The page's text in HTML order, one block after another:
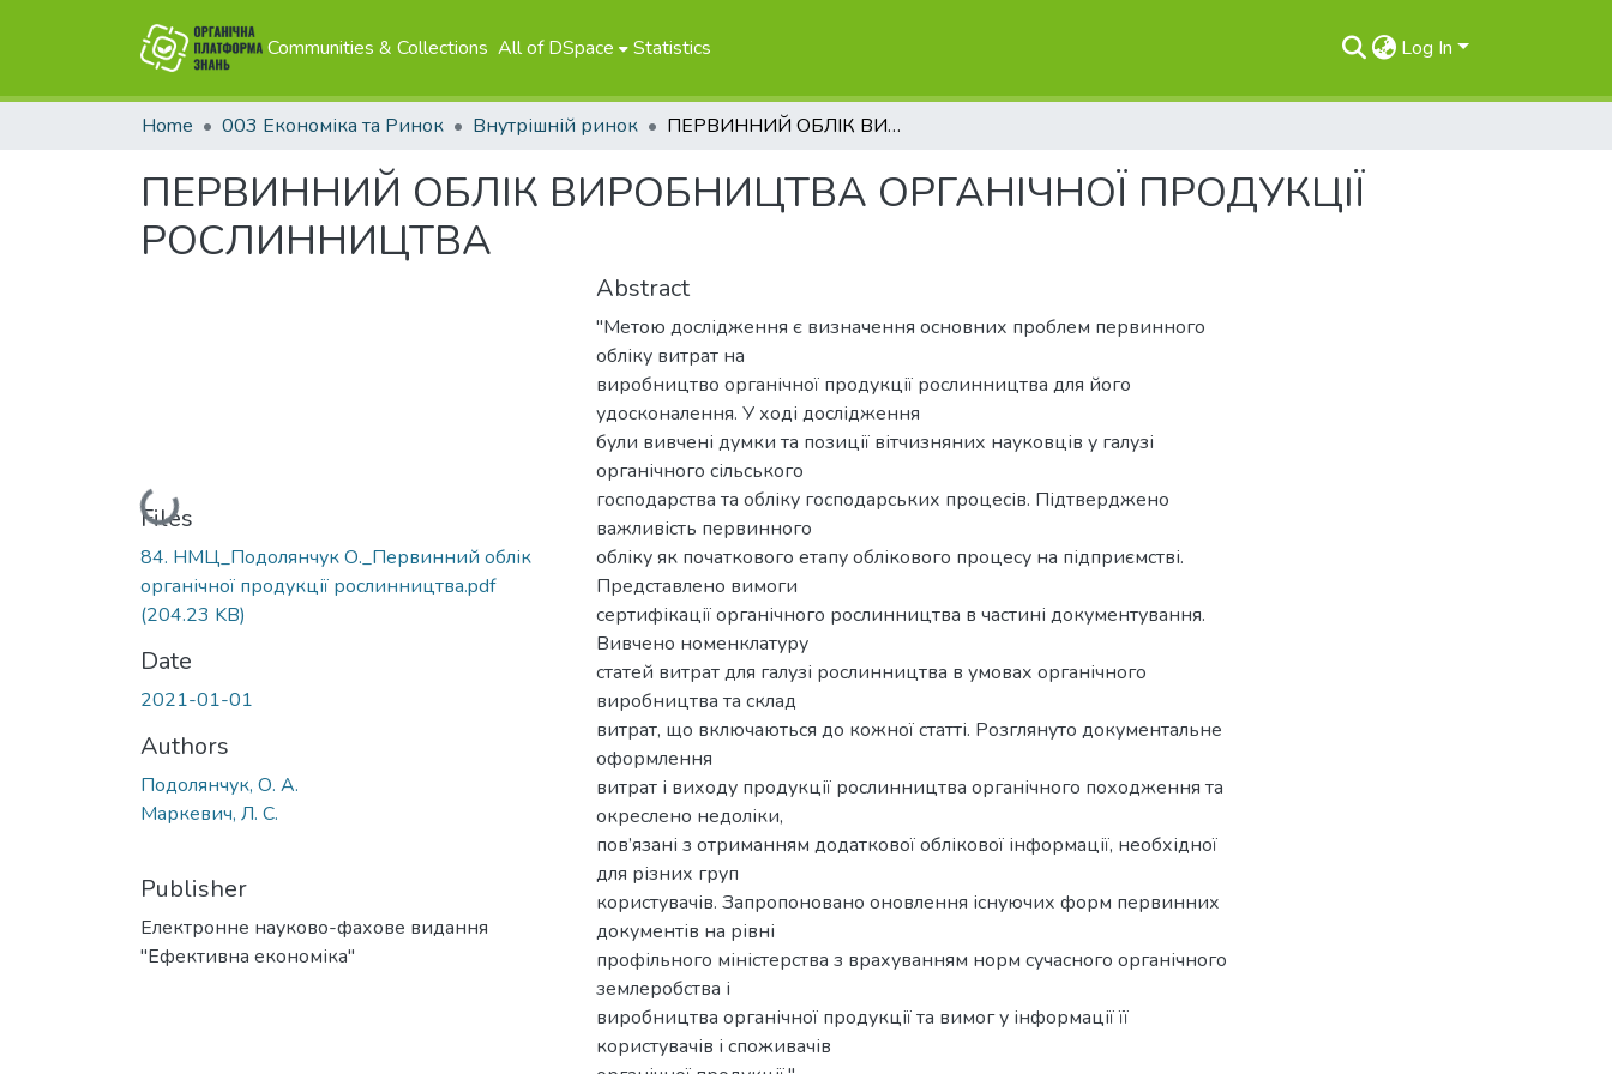
Communities & Collections All of DSpace Statistics Log In
Home 003 Економіка та Ринок Внутрішній ринок ПЕРВИННИЙ ОБЛІК ВИРОБНИЦТВА ОРГАНІЧНОЇ ПРОДУКЦІЇ РОСЛИННИЦТВА
ПЕРВИННИЙ ОБЛІК ВИРОБНИЦТВА ОРГАНІЧНОЇ ПРОДУКЦІЇ
РОСЛИННИЦТВА
Loading...
Files
84. НМЦ_Подолянчук О._Первинний облік
органічної продукції рослинництва.pdf
(204.23 KB)
Date
2021-01-01
Authors
Подолянчук, О. А.
Маркевич, Л. С.
Publisher
Електронне науково-фахове видання
"Ефективна економіка"
Abstract
"Метою дослідження є визначення основних проблем первинного
обліку витрат на
виробництво органічної продукції рослинництва для його
удосконалення. У ході дослідження
були вивчені думки та позиції вітчизняних науковців у галузі
органічного сільського
господарства та обліку господарських процесів. Підтверджено
важливість первинного
обліку як початкового етапу облікового процесу на підприємстві.
Представлено вимоги
сертифікації органічного рослинництва в частині документування.
Вивчено номенклатуру
статей витрат для галузі рослинництва в умовах органічного
виробництва та склад
витрат, що включаються до кожної статті. Розглянуто документальне
оформлення
витрат і виходу продукції рослинництва органічного походження та
окреслено недоліки,
пов’язані з отриманням додаткової облікової інформації, необхідної
для різних груп
користувачів. Запропоновано оновлення існуючих форм первинних
документів на рівні
профільного міністерства з врахуванням норм сучасного органічного
землеробства і
виробництва органічної продукції та вимог у інформації її
користувачів і споживачів